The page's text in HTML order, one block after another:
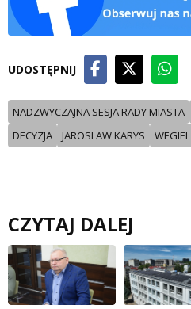
UDOSTĘPNIJ
NADZWYCZAJNA SESJA RADY MIASTA
DECYZJA
JAROSLAW KARYS WEGIEL
CZYTAJ DALEJ